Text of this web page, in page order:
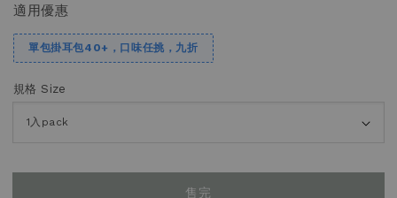
適用優惠
單包掛耳包40+，口味任挑，九折
規格 Size
售完